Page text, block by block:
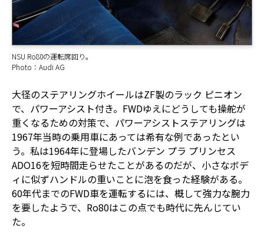
NSU Ro80の運転席回り。
Photo：Audi AG
大径のステアリングホイールはZF製のラック ピニオン
で、パワーアシスト付き。FWDゆえにどうしても操舵が
重くなるための対策で、パワーアシストステアリングは
1967年当時の乗用車にあっては希有な例であったとい
う。私は1964年に登場したバンデン プラ プリンセス
ADO16を短時間走らせたことがあるのだが、小さなボデ
ィに似ずハンドルの重いことに泡を食った経験がある。
60年代までのFWD車を運転するには、概して強力な腕力
を要したようで、Ro80はこの点でも時代に先んじてい
た。